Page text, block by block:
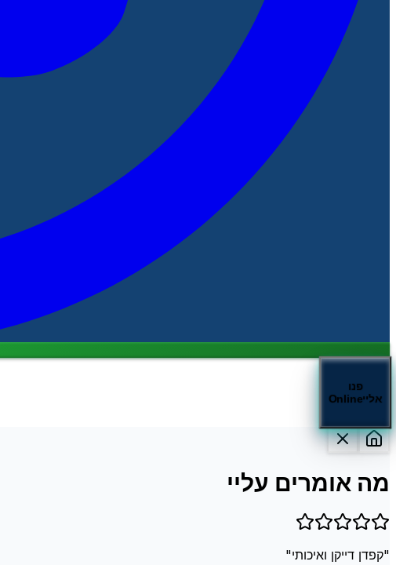
פנו
אלייOnline
מה אומרים עליי
"קפדן דייקן ואיכותי"